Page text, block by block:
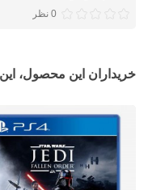
0 نظر
خریداران این محصول، این